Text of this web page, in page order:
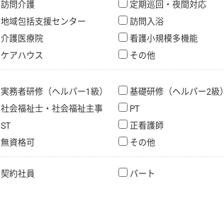
訪問介護
定期巡回・夜間対応
地域包括支援センター
訪問入浴
介護医療院
看護小規模多機能
ケアハウス その他
実務者研修（ヘルパー1級）
基礎研修（ヘルパー2級）
社会福祉士・社会福祉主事
PT
ST
正看護師
無資格可 その他
契約社員 パート